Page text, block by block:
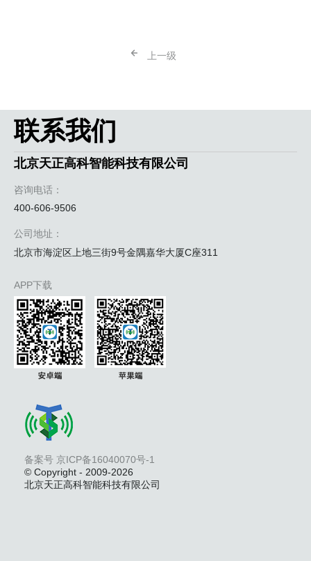
上一级
联系我们
北京天正高科智能科技有限公司
咨询电话：
400-606-9506
公司地址：
北京市海淀区上地三街9号金隅嘉华大厦C座311
APP下载
备案号 京ICP备16040070号-1
© Copyright - 2009-2026
北京天正高科智能科技有限公司